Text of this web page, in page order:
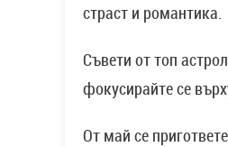
страст и романтика.
Съвети от топ
фокусирайте се
От май се